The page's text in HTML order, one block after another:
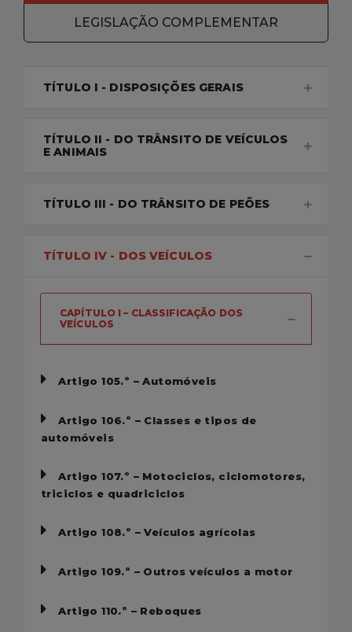
LEGISLAÇÃO COMPLEMENTAR
TÍTULO I - DISPOSIÇÕES GERAIS
TÍTULO II - DO TRÂNSITO DE VEÍCULOS
E ANIMAIS
TÍTULO III - DO TRÂNSITO DE PEÕES
TÍTULO IV - DOS VEÍCULOS
CAPÍTULO I – CLASSIFICAÇÃO DOS
VEÍCULOS
Artigo 105.º – Automóveis
Artigo 106.º – Classes e tipos de
automóveis
Artigo 107.º – Motociclos, ciclomotores,
triciclos e quadriciclos
Artigo 108.º – Veículos agrícolas
Artigo 109.º – Outros veículos a motor
Artigo 110.º – Reboques